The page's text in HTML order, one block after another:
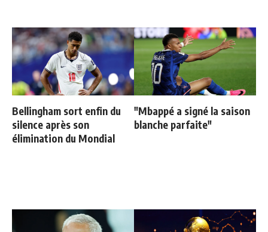
Bellingham sort enfin du
silence après son
élimination du Mondial
"Mbappé a signé la saison
blanche parfaite"